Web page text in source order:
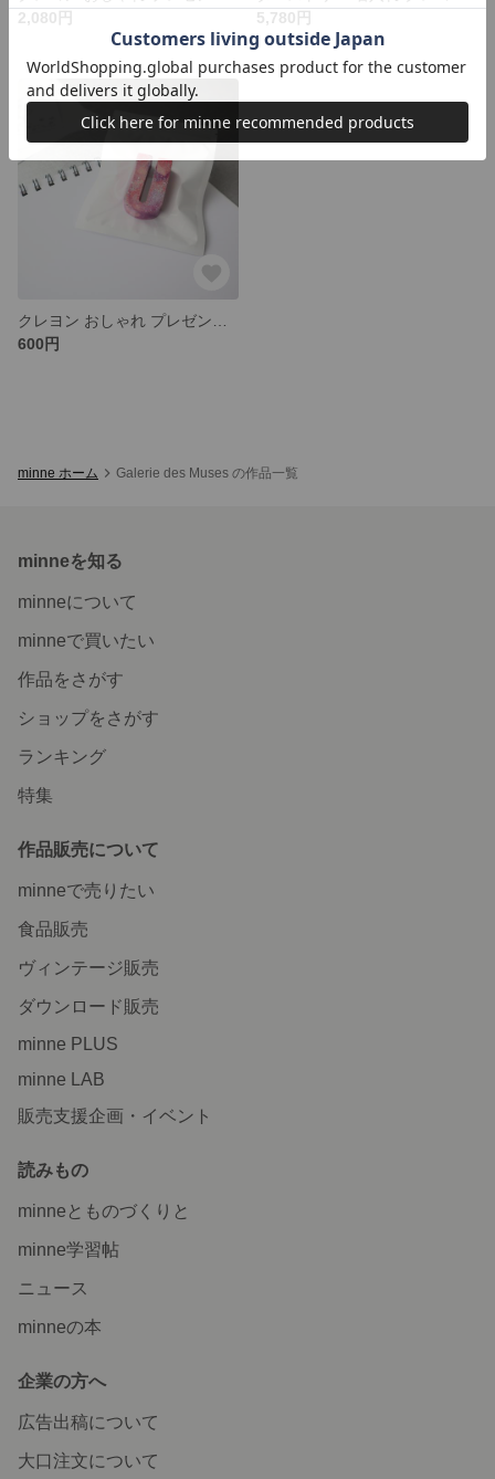
2,080円
5,780円
600円
minne ホーム Galerie des Muses の作品一覧
minneを知る
minneについて
minneで買いたい
作品をさがす
ショップをさがす
ランキング
特集
作品販売について
minneで売りたい
食品販売
ヴィンテージ販売
ダウンロード販売
minne PLUS
minne LAB
販売支援企画・イベント
読みもの
minneとものづくりと
minne学習帖
ニュース
minneの本
企業の方へ
広告出稿について
大口注文について